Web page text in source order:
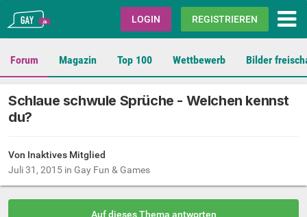
Gay.de LOGIN REGISTRIEREN
Forum Magazin Top 100 Wettbewerb Bilder
Schlaue schwule Sprüche - Welchen kennst
du?
Von Inaktives Mitglied
Juli 31, 2015 in Gay Fun & Games
Auf dieses Thema antworten